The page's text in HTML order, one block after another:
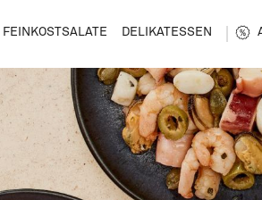
FEINKOSTSALATE DELIKATESSEN